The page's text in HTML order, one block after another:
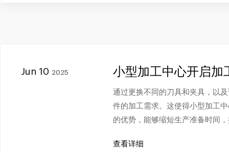
Jun 10 2025 小型加工中心开启加
通过更换不同的刀具和夹具，以
件的加工需求。这使得小型加工
的优势，能够缩短生产准备时间
查看详细